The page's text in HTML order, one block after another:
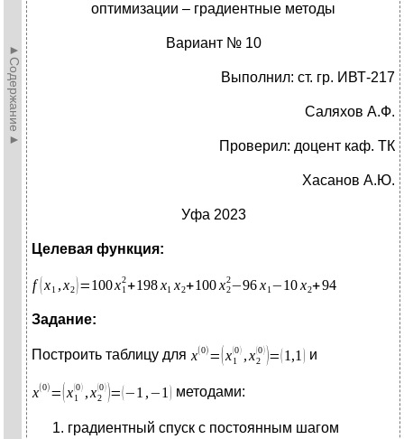
►Содержание►
оптимизации – градиентные методы
Вариант № 10
Выполнил: ст. гр. ИВТ-217
Саляхов А.Ф.
Проверил: доцент каф. ТК
Хасанов А.Ю.
Уфа 2023
Целевая функция:
Задание:
Построить таблицу для и
методами:
градиентный спуск с постоянным шагом